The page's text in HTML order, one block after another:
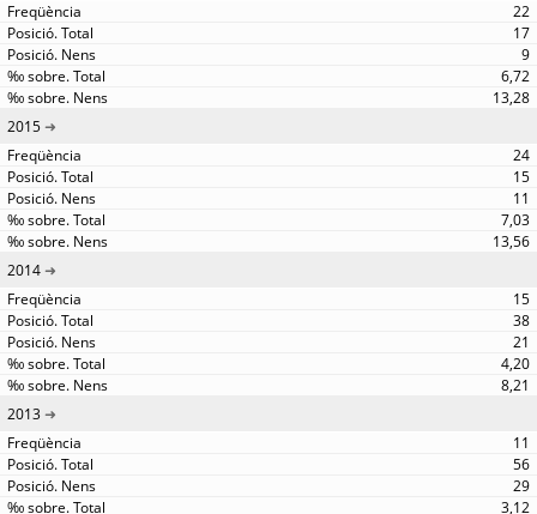
22
17
9
6,72
13,28
2015
24
15
11
7,03
13,56
2014
15
38
21
4,20
8,21
2013
11
56
29
3,12